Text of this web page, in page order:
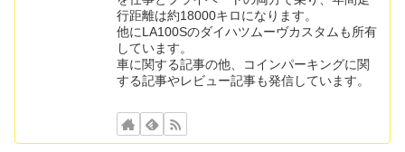
行距離は約18000キロになります。
他にLA100Sのダイハツムーヴカスタムも所有
しています。
車に関する記事の他、コインパーキングに関
する記事やレビュー記事も発信しています。